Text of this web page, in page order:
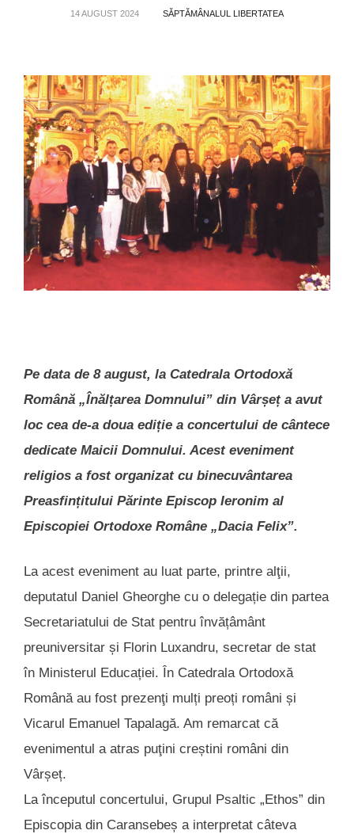
14 AUGUST 2024 SĂPTĂMÂNALUL LIBERTATEA
Pe data de 8 august, la Catedrala Ortodoxă
Română „Înălțarea Domnului” din Vârșeț a avut
loc cea de-a doua ediție a concertului de cântece
dedicate Maicii Domnului. Acest eveniment
religios a fost organizat cu binecuvântarea
Preasfințitului Părinte Episcop Ieronim al
Episcopiei Ortodoxe Române „Dacia Felix”.
La acest eveniment au luat parte, printre alţii,
deputatul Daniel Gheorghe cu o delegație din partea
Secretariatului de Stat pentru învățâmânt
preuniversitar și Florin Luxandru, secretar de stat
în Ministerul Educației. În Catedrala Ortodoxă
Română au fost prezenţi mulți preoți români și
Vicarul Emanuel Tapalagă. Am remarcat că
evenimentul a atras puţini creștini români din
Vârșeț.
La începutul concertului, Grupul Psaltic „Ethos” din
Episcopia din Caransebeș a interpretat câteva